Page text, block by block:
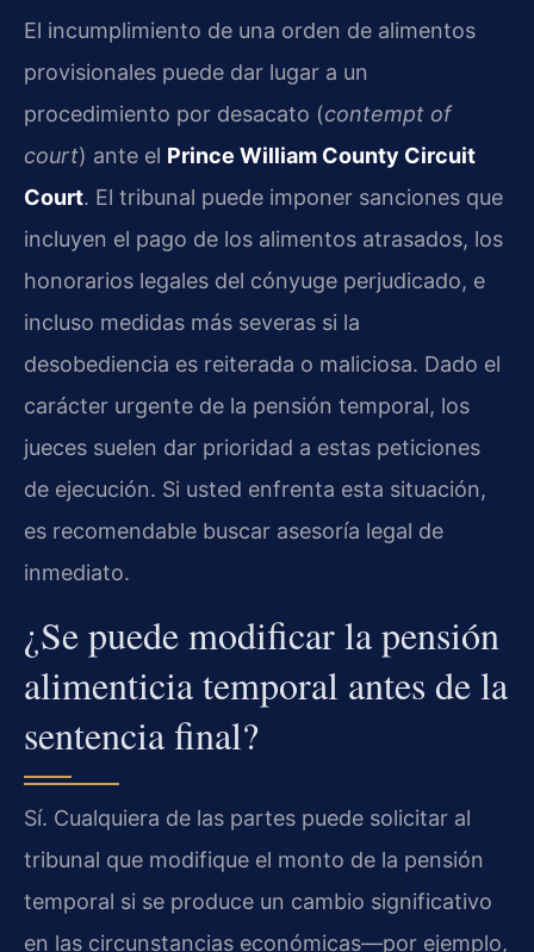
El incumplimiento de una orden de alimentos
provisionales puede dar lugar a un
procedimiento por desacato (contempt of
court) ante el Prince William County Circuit
Court. El tribunal puede imponer sanciones que
incluyen el pago de los alimentos atrasados, los
honorarios legales del cónyuge perjudicado, e
incluso medidas más severas si la
desobediencia es reiterada o maliciosa. Dado el
carácter urgente de la pensión temporal, los
jueces suelen dar prioridad a estas peticiones
de ejecución. Si usted enfrenta esta situación,
es recomendable buscar asesoría legal de
inmediato.
¿Se puede modificar la pensión
alimenticia temporal antes de la
sentencia final?
Sí. Cualquiera de las partes puede solicitar al
tribunal que modifique el monto de la pensión
temporal si se produce un cambio significativo
en las circunstancias económicas—por ejemplo,